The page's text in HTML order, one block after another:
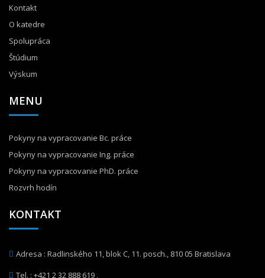
Kontakt
O katedre
Spolupráca
Štúdium
Výskum
MENU
Pokyny na vypracovanie Bc. práce
Pokyny na vypracovanie Ing. práce
Pokyny na vypracovanie PhD. práce
Rozvrh hodín
KONTAKT
Adresa : Radlinského 11, blok C, 11. posch., 810 05 Bratislava
Tel. : +421 2 32 888 619 ,